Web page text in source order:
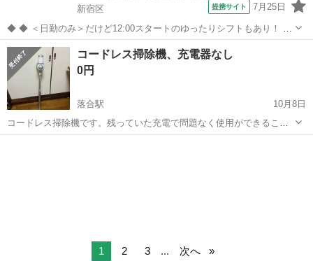
新宿区
提携サイト 7月25日
◆ ◆ ＜日勤のみ＞だけど12:00スタートのゆったりシフトもあり！ 4
パターンのシフトがあるから ライフスタイルに合わせて働ける♪ 虎ノ
門ヒルズ駅直結だから 雨でも濡れずに通勤できますよ！ ＼未経験スタ
ートでも大歓迎...
東京 新宿区 警備員
コードレス掃除機、充電器なし
0円
落合駅
10月8日
コードレス掃除機です。残っていた充電で問題なく使用ができること
は確認済みなのですが、肝心の充電器を無くしてしまいました。。 そ
1 2 3 ... 次へ